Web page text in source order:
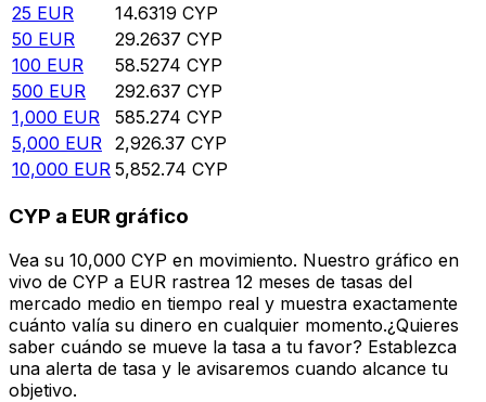
25 EUR 14.6319 CYP
50 EUR 29.2637 CYP
100 EUR 58.5274 CYP
500 EUR 292.637 CYP
1,000 EUR 585.274 CYP
5,000 EUR 2,926.37 CYP
10,000 EUR 5,852.74 CYP
CYP a EUR gráfico
Vea su 10,000 CYP en movimiento. Nuestro gráfico en
vivo de CYP a EUR rastrea 12 meses de tasas del
mercado medio en tiempo real y muestra exactamente
cuánto valía su dinero en cualquier momento.¿Quieres
saber cuándo se mueve la tasa a tu favor? Establezca
una alerta de tasa y le avisaremos cuando alcance tu
objetivo.